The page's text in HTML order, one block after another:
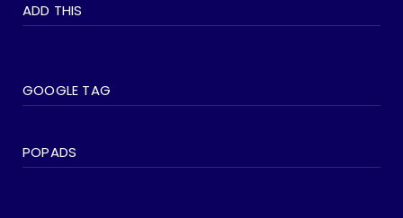
Madonna entra en su última era 'Popular'
con The Weeknd
ADD THIS
GOOGLE TAG
POPADS